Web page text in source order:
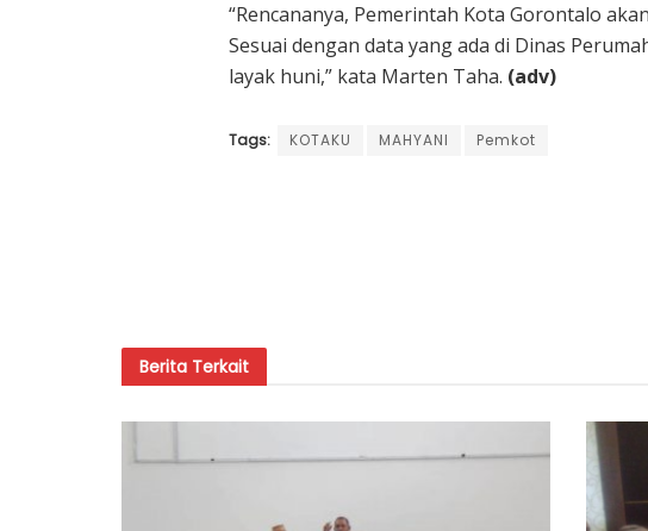
“Rencananya, Pemerintah Kota Gorontalo
Sesuai dengan data yang ada di Dinas
layak huni,” kata Marten Taha. (adv)
Tags: KOTAKU MAHYANI Pemkot
Berita Terkait